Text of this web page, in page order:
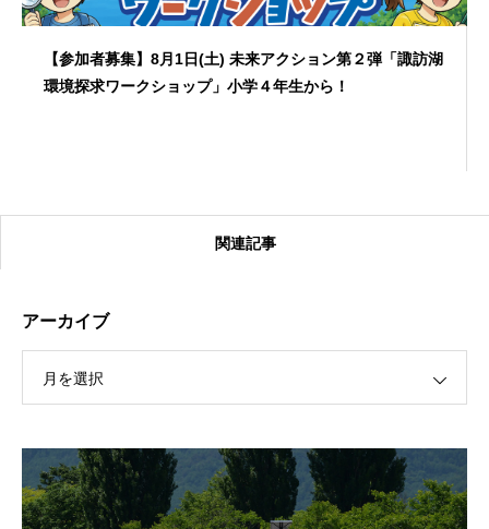
【参加者募集】8月1日(土) 未来アクション第２弾「諏訪湖
環境探求ワークショップ」小学４年生から！
【受付終了】2026大会同日開催！カヤックに乗って諏訪
関連記事
アーカイブ
月を選択